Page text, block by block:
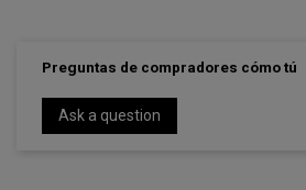
Preguntas de compradores cómo tú
Ask a question